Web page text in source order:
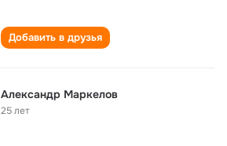
Добавить в друзья
Александр Маркелов
25 лет